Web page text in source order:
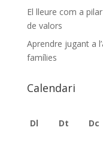
El lleure com a
de valors
Aprendre jugant a
famílies
Calendari
Dl Dt Dc